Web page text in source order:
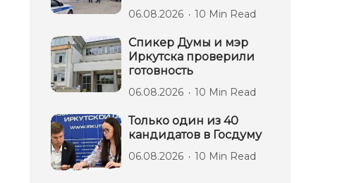
06.08.2026 10 Min Read
Спикер Думы и мэр
Иркутска проверили
готовность
06.08.2026 10 Min Read
Только один из 40
кандидатов в Госдуму
06.08.2026 10 Min Read